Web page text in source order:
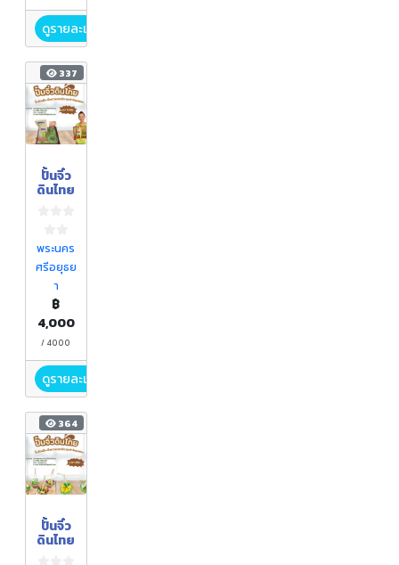
ดูรายละเอียด
337
ปั้นจิ๋ว
ดินไทย
พระนคร
ศรีอยุธย
า
฿
4,000
/ 4000
ดูรายละเอียด
364
ปั้นจิ๋ว
ดินไทย